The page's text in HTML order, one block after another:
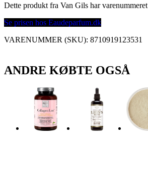
Dette produkt fra Van Gils har varenummeret
Se prisen hos Eaudeparfum.dk
VARENUMMER (SKU): 8710919123531
ANDRE KØBTE OGSÅ